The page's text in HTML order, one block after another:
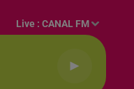
Live :CANAL FM